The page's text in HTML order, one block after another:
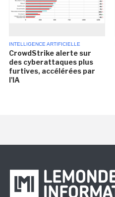
INTELLIGENCE ARTIFICIELLE
CrowdStrike alerte sur
des cyberattaques plus
furtives, accélérées par
l'IA